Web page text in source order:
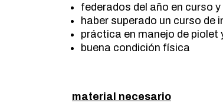
federados del año en curso
haber superado un curso de
práctica en manejo de piolet
buena condición física
material necesario